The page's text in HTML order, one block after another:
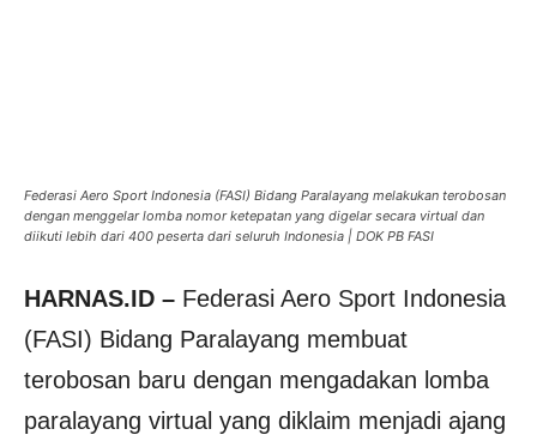
Federasi Aero Sport Indonesia (FASI) Bidang Paralayang melakukan terobosan
dengan menggelar lomba nomor ketepatan yang digelar secara virtual dan
diikuti lebih dari 400 peserta dari seluruh Indonesia | DOK PB FASI
HARNAS.ID – Federasi Aero Sport Indonesia
(FASI) Bidang Paralayang membuat
terobosan baru dengan mengadakan lomba
paralayang virtual yang diklaim menjadi ajang